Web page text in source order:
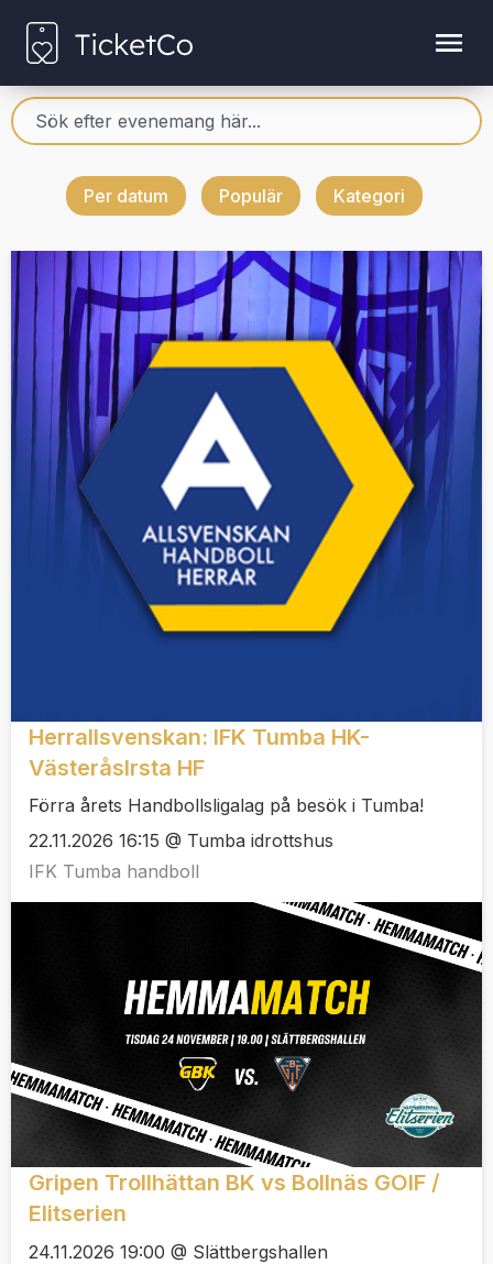
Per datum Populär Kategori
Herrallsvenskan: IFK Tumba HK-
VästeråsIrsta HF
Förra årets Handbollsligalag på besök i Tumba!
22.11.2026 16:15 @ Tumba idrottshus
IFK Tumba handboll
Gripen Trollhättan BK vs Bollnäs GOIF /
Elitserien
24.11.2026 19:00 @ Slättbergshallen